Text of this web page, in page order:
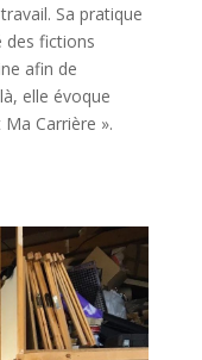
Sa pratique
des fictions
afin de
elle évoque
Carrière ».